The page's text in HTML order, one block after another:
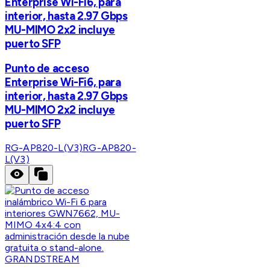
interior, hasta 2.97 Gbps
MU-MIMO 2x2 incluye
puerto SFP
Punto de acceso
Enterprise Wi-Fi6, para
interior, hasta 2.97 Gbps
MU-MIMO 2x2 incluye
puerto SFP
RG-AP820-L(V3)RG-AP820-
L(V3)
GRANDSTREAM